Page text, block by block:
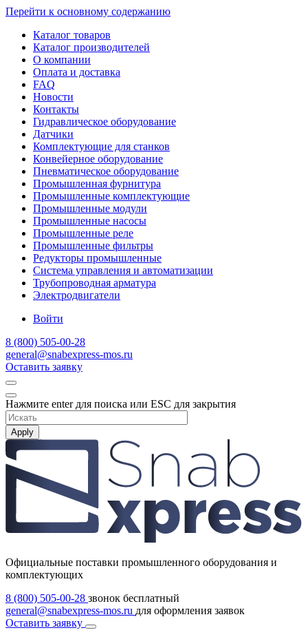
Перейти к основному содержанию
Каталог товаров
Каталог производителей
О компании
Оплата и доставка
FAQ
Новости
Контакты
Гидравлическое оборудование
Датчики
Комплектующие для станков
Конвейерное оборудование
Пневматическое оборудование
Промышленная фурнитура
Промышленные комплектующие
Промышленные модули
Промышленные насосы
Промышленные реле
Промышленные фильтры
Редукторы промышленные
Система управления и автоматизации
Трубопроводная арматура
Электродвигатели
Войти
8 (800) 505-00-28
general@snabexpress-mos.ru
Оставить заявку
Нажмите enter для поиска или ESC для закрытия
Apply
Официальные поставки промышленного оборудования и
комплектующих
8 (800) 505-00-28 звонок бесплатный
general@snabexpress-mos.ru для оформления заявок
Оставить заявку